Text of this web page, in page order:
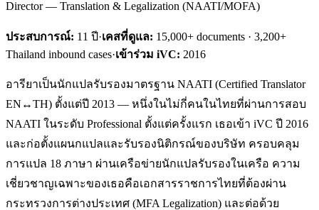
Director — Translation & Legalization (NAATI/MOFA)
ประสบการณ์: 11 ปี·เคสที่ดูแล: 15,000+ documents · 3,200+
Thailand inbound cases·เข้าร่วม iVC: 2016
อารียาเป็นนักแปลรับรองมาตรฐาน NAATI (Certified Translator
EN↔TH) ตั้งแต่ปี 2013 — หนึ่งในไม่กี่คนในไทยที่ผ่านการสอบ
NAATI ในระดับ Professional ตั้งแต่ครั้งแรก เธอเข้า iVC ปี 2016
และก่อตั้งแผนกแปลและรับรองนิติกรณ์ของบริษัท ครอบคลุม
การแปล 18 ภาษา ผ่านเครือข่ายนักแปลรับรองในเครือ ความ
เชี่ยวชาญเฉพาะของเธอคือเอกสารราชการไทยที่ต้องผ่าน
กระทรวงการต่างประเทศ (MFA Legalization) และต่อด้วย